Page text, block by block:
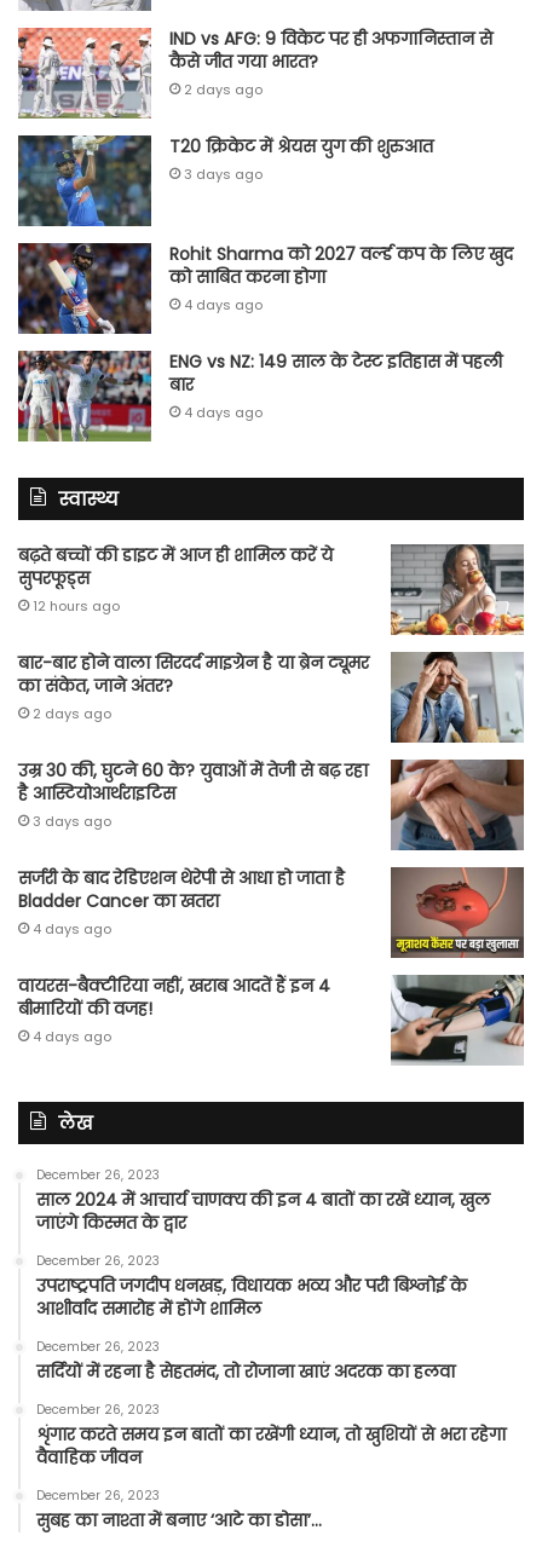
IND vs AFG: 9 विकेट पर ही अफगानिस्तान से
कैसे जीत गया भारत?
2 days ago
T20 क्रिकेट में श्रेयस युग की शुरुआत
3 days ago
Rohit Sharma को 2027 वर्ल्‍ड कप के लिए खुद
को साबित करना होगा
4 days ago
ENG vs NZ: 149 साल के टेस्‍ट इतिहास में पहली
बार
4 days ago
स्वास्थ्य
बढ़ते बच्चों की डाइट में आज ही शामिल करें ये
सुपरफूड्स
12 hours ago
बार-बार होने वाला सिरदर्द माइग्रेन है या ब्रेन ट्यूमर
का संकेत, जाने अंतर?
2 days ago
उम्र 30 की, घुटने 60 के? युवाओं में तेजी से बढ़ रहा
है आस्टियोआर्थराइटिस
3 days ago
सर्जरी के बाद रेडिएशन थेरेपी से आधा हो जाता है
Bladder Cancer का खतरा
4 days ago
वायरस-बैक्टीरिया नहीं, खराब आदतें हैं इन 4
बीमारियों की वजह!
4 days ago
लेख
December 26, 2023
साल 2024 में आचार्य चाणक्य की इन 4 बातों का रखें ध्यान, खुल
जाएंगे किस्मत के द्वार
December 26, 2023
उपराष्ट्रपति जगदीप धनखड़, विधायक भव्य और परी बिश्नोई के
आशीर्वाद समारोह में होंगे शामिल
December 26, 2023
सर्दियों में रहना है सेहतमंद, तो रोजाना खाएं अदरक का हलवा
December 26, 2023
शृंगार करते समय इन बातों का रखेंगी ध्यान, तो खुशियों से भरा रहेगा
वैवाहिक जीवन
December 26, 2023
सुबह का नाश्ता में बनाए ‘आटे का डोसा’…